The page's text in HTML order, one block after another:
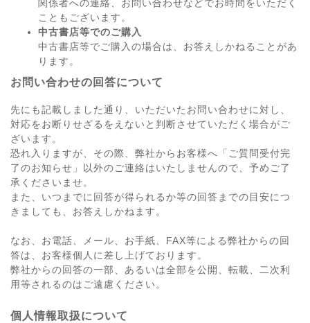
関係者への連絡、お問い合わせなどでお時間をいただく
こともございます。
中古書店等でのご購入
中古書店等でご購入の場合は、お答えしかねることがあ
ります。
お問い合わせの回答について
先にも記載しました通り、いただいたお問い合わせに対し、
対応をお断りせざるをえないと判断させていただく場合がご
ざいます。
恐れ入りますが、その際、弊社からお客様へ「ご質問受付完
了のお知らせ」以外のご連絡はいたしませんので、予めご了
承くださいませ。
また、いつまでに回答が得られるか等の回答までの目安につ
きましても、お答えしかねます。
なお、お電話、メール、お手紙、FAX等による弊社からの回
答は、お客様個人に差し上げております。
弊社からの回答の一部、あるいは全部を公開、転載、二次利
用等されるのはご遠慮ください。
個人情報取扱について